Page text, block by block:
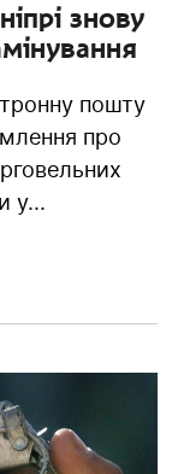
знову
пошту
про
у...